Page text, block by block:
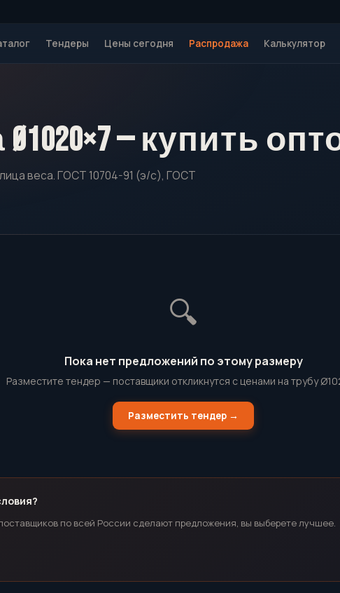
Тендеры Цены сегодня Распродажа Калькулятор
— купить
веса. ГОСТ 10704-91 (э/с), ГОСТ
🔍
Пока нет предложений по этому размеру
Разместите тендер — поставщики откликнутся с ценами на трубу
Разместить тендер →
по всей России сделают предложения, вы выберете лучшее.